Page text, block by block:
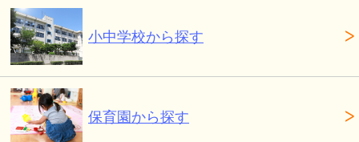
小中学校から探す
保育園から探す